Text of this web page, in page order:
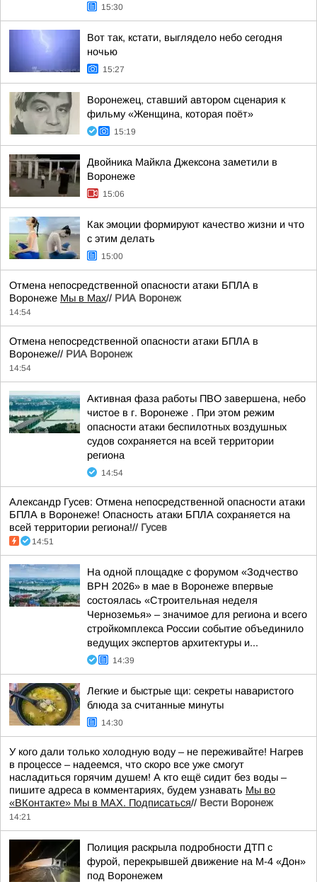
15:30
Вот так, кстати, выглядело небо сегодня
ночью
15:27
Воронежец, ставший автором сценария к
фильму «Женщина, которая поёт»
15:19
Двойника Майкла Джексона заметили в
Воронеже
15:06
Как эмоции формируют качество жизни и что
с этим делать
15:00
Отмена непосредственной опасности атаки БПЛА в
Воронеже Мы в Мах// РИА Воронеж
14:54
Отмена непосредственной опасности атаки БПЛА в
Воронеже// РИА Воронеж
14:54
Активная фаза работы ПВО завершена, небо
чистое в г. Воронеже . При этом режим
опасности атаки беспилотных воздушных
судов сохраняется на всей территории
региона
14:54
Александр Гусев: Отмена непосредственной опасности атаки
БПЛА в Воронеже! Опасность атаки БПЛА сохраняется на
всей территории региона!// Гусев
14:51
На одной площадке с форумом «Зодчество
ВРН 2026» в мае в Воронеже впервые
состоялась «Строительная неделя
Черноземья» – значимое для региона и всего
стройкомплекса России событие объединило
ведущих экспертов архитектуры и...
14:39
Легкие и быстрые щи: секреты наваристого
блюда за считанные минуты
14:30
У кого дали только холодную воду – не переживайте! Нагрев
в процессе – надеемся, что скоро все уже смогут
насладиться горячим душем! А кто ещё сидит без воды –
пишите адреса в комментариях, будем узнавать Мы во
«ВКонтакте» Мы в MAX. Подписаться// Вести Воронеж
14:21
Полиция раскрыла подробности ДТП с
фурой, перекрывшей движение на М-4 «Дон»
под Воронежем